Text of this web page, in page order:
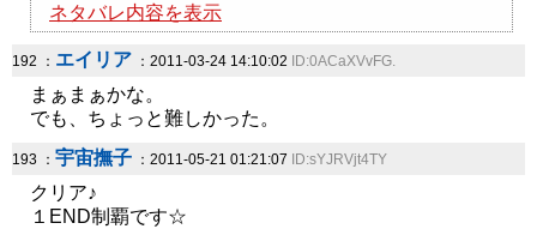
ネタバレ内容を表示
192 ： エイリア ：2011-03-24 14:10:02 ID:0ACaXVvFG.
まぁまぁかな。
でも、ちょっと難しかった。
193 ： 宇宙撫子 ：2011-05-21 01:21:07 ID:sYJRVjt4TY
クリア♪
１END制覇です☆